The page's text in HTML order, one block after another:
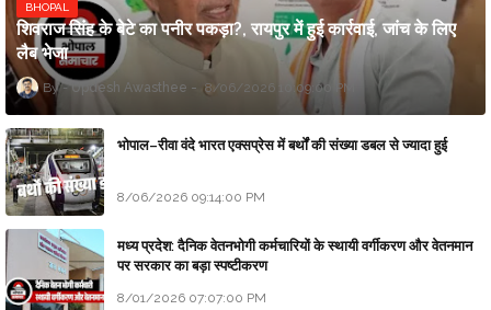
BHOPAL
शिवराज सिंह के बेटे का पनीर पकड़ा?, रायपुर में हुई कार्रवाई, जांच के लिए
लैब भेजा
Updesh Awasthee 8/06/2026 10:09:00 PM
भोपाल–रीवा वंदे भारत एक्सप्रेस में बर्थों की संख्या डबल से ज्यादा हुई
8/06/2026 09:14:00 PM
मध्य प्रदेश: दैनिक वेतनभोगी कर्मचारियों के स्थायी वर्गीकरण और वेतनमान
पर सरकार का बड़ा स्पष्टीकरण
8/01/2026 07:07:00 PM